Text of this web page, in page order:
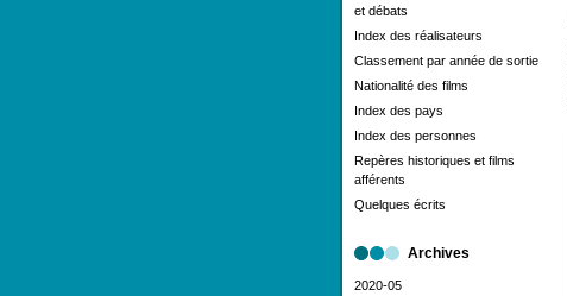
et débats
Index des réalisateurs
Classement par année de sortie
Nationalité des films
Index des pays
Index des personnes
Repères historiques et films
afférents
Quelques écrits
Archives
2020-05